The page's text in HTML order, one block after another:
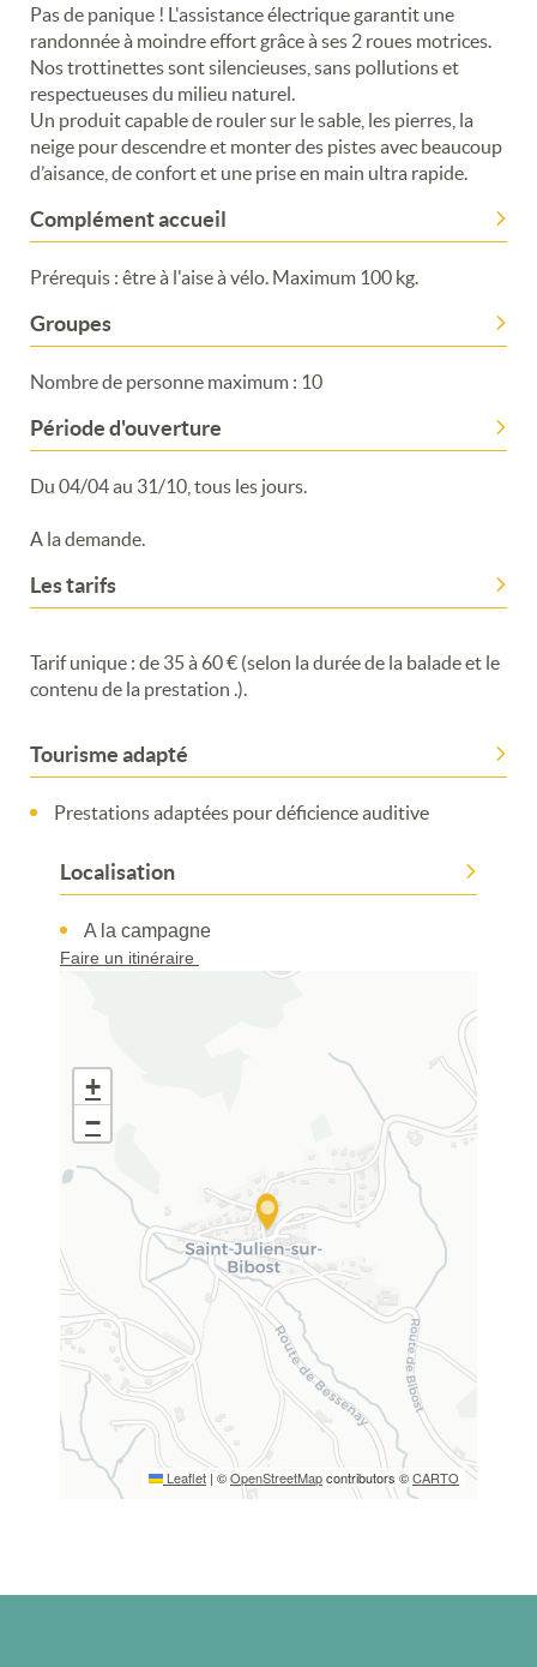
Pas de panique ! L'assistance électrique garantit une
randonnée à moindre effort grâce à ses 2 roues motrices.
Nos trottinettes sont silencieuses, sans pollutions et
respectueuses du milieu naturel.
Un produit capable de rouler sur le sable, les pierres, la
neige pour descendre et monter des pistes avec beaucoup
d’aisance, de confort et une prise en main ultra rapide.
Complément accueil
Prérequis : être à l'aise à vélo. Maximum 100 kg.
Groupes
Nombre de personne maximum : 10
Période d'ouverture
Du 04/04 au 31/10, tous les jours.
A la demande.
Les tarifs
Tarif unique : de 35 à 60 € (selon la durée de la balade et le
contenu de la prestation .).
Tourisme adapté
Prestations adaptées pour déficience auditive
Localisation
A la campagne
Faire un itinéraire
+
−
Leaflet | ©OpenStreetMapcontributors ©CARTO